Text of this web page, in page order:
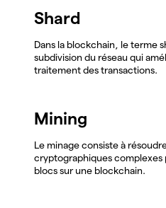
Shard
Dans la blockchain, le terme
subdivision du réseau qui
traitement des transactions.
Mining
Le minage consiste à
cryptographiques complexes
blocs sur une blockchain.